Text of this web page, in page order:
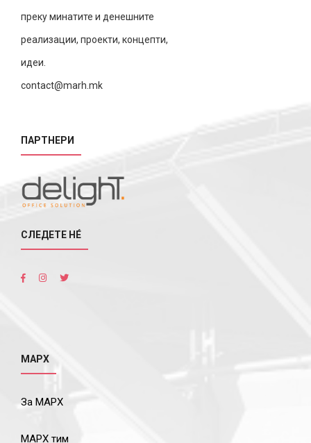
преку минатите и денешните
реализации, проекти, концепти,
идеи.
contact@marh.mk
ПАРТНЕРИ
СЛЕДЕТЕ НÉ
МАРХ
За МАРХ
МАРХ тим